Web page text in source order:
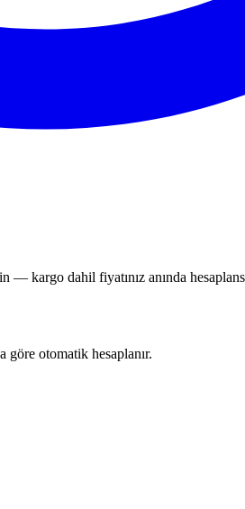
— kargo dahil fiyatınız anında
göre otomatik hesaplanır.